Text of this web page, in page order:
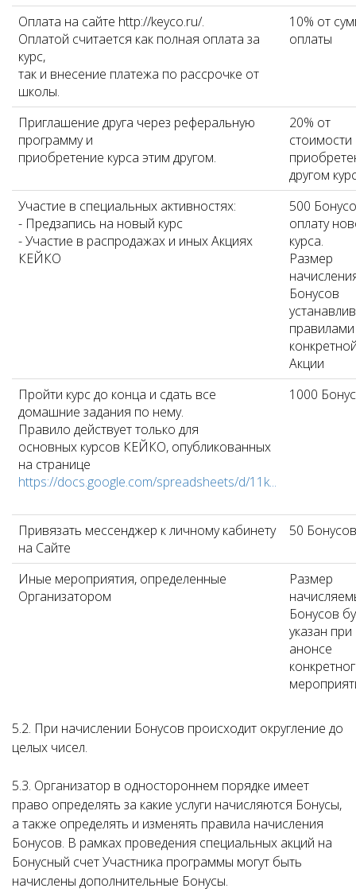
Оплата на сайте http://keyco.ru/.
Оплатой считается как полная оплата за
курс,
так и внесение платежа по рассрочке от
школы.
10% от
оплаты
Приглашение друга через реферальную
программу и
приобретение курса этим другом.
20% от
стоимости
другом
Участие в специальных активностях:
- Предзапись на новый курс
- Участие в распродажах и иных Акциях
КЕЙКО
500
оплату
курса.
Размер
Бонусов
правилами
Акции
Пройти курс до конца и сдать все
домашние задания по нему.
Правило действует только для
основных курсов КЕЙКО, опубликованных
на странице
https://docs.google.com/spreadsheets/d/11k...
1000
Привязать мессенджер к личному кабинету
на Сайте
50 Бонусов
Иные мероприятия, определенные
Организатором
Размер
Бонусов
указан при
анонсе
5.2. При начислении Бонусов происходит округление до
целых чисел.
5.3. Организатор в одностороннем порядке имеет
право определять за какие услуги начисляются Бонусы,
а также определять и изменять правила начисления
Бонусов. В рамках проведения специальных акций на
Бонусный счет Участника программы могут быть
начислены дополнительные Бонусы.